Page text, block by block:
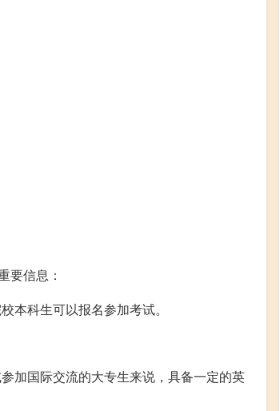
要信息：
本科生可以报名参加考试。
加国际交流的大专生来说，具备一定的英